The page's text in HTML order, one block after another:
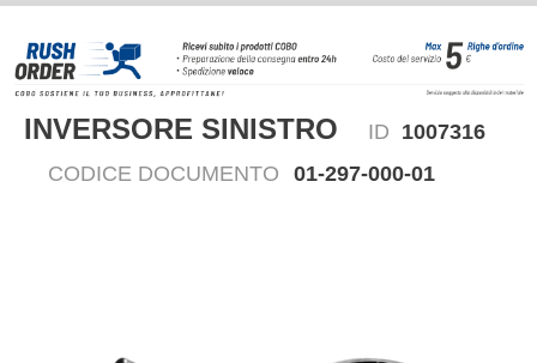
INVERSORE SINISTRO ID 1007316
CODICE DOCUMENTO
01-297-000-01